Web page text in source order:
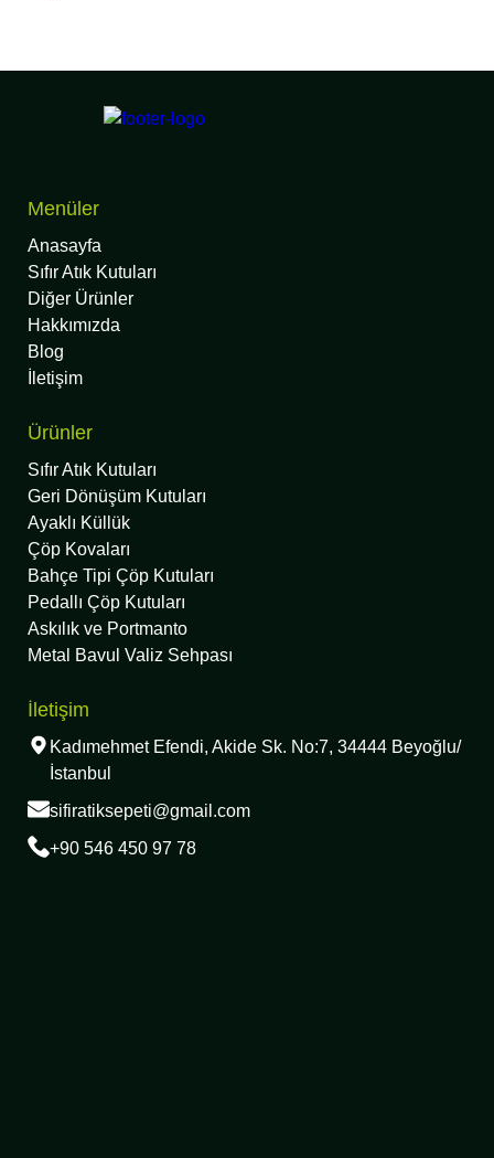
Menüler
Anasayfa
Sıfır Atık Kutuları
Diğer Ürünler
Hakkımızda
Blog
İletişim
Ürünler
Sıfır Atık Kutuları
Geri Dönüşüm Kutuları
Ayaklı Küllük
Çöp Kovaları
Bahçe Tipi Çöp Kutuları
Pedallı Çöp Kutuları
Askılık ve Portmanto
Metal Bavul Valiz Sehpası
İletişim
Kadımehmet Efendi, Akide Sk. No:7, 34444 Beyoğlu/
İstanbul
sifiratiksepeti@gmail.com
+90 546 450 97 78